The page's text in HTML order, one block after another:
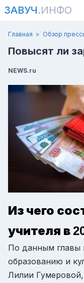
ЗАВУЧ.ИНФО
Главная Обзор
Повысят ли
NEWS.ru
Из чего
учителя в
По данным главы
образованию и
Лилии